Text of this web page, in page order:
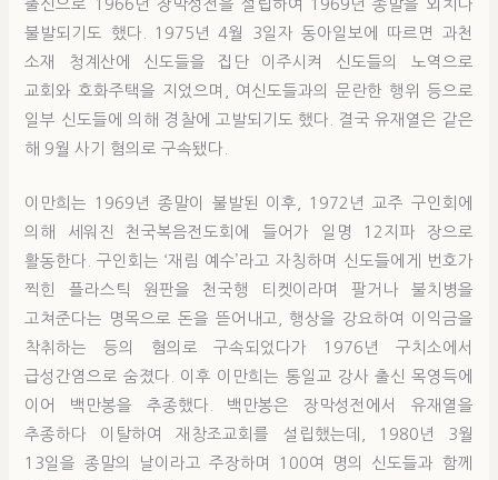
출신으로 1966년 장막성전을 설립하여 1969년 종말을 외치다
불발되기도 했다. 1975년 4월 3일자 동아일보에 따르면 과천
소재 청계산에 신도들을 집단 이주시켜 신도들의 노역으로
교회와 호화주택을 지었으며, 여신도들과의 문란한 행위 등으로
일부 신도들에 의해 경찰에 고발되기도 했다. 결국 유재열은 같은
해 9월 사기 혐의로 구속됐다.
이만희는 1969년 종말이 불발된 이후, 1972년 교주 구인회에
의해 세워진 천국복음전도회에 들어가 일명 12지파 장으로
활동한다. 구인회는 ‘재림 예수’라고 자칭하며 신도들에게 번호가
찍힌 플라스틱 원판을 천국행 티켓이라며 팔거나 불치병을
고쳐준다는 명목으로 돈을 뜯어내고, 행상을 강요하여 이익금을
착취하는 등의 혐의로 구속되었다가 1976년 구치소에서
급성간염으로 숨졌다. 이후 이만희는 통일교 강사 출신 목영득에
이어 백만봉을 추종했다. 백만봉은 장막성전에서 유재열을
추종하다 이탈하여 재창조교회를 설립했는데, 1980년 3월
13일을 종말의 날이라고 주장하며 100여 명의 신도들과 함께